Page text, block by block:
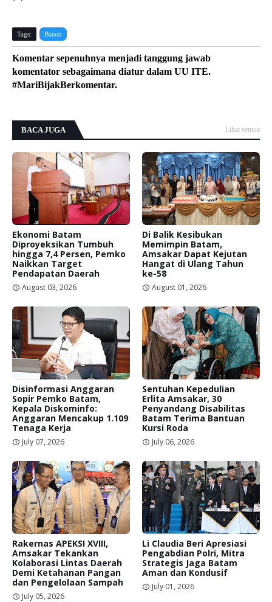
Tags: Batam
Komentar sepenuhnya menjadi tanggung jawab
komentator sebagaimana diatur dalam UU ITE.
#MariBijakBerkomentar.
BACA JUGA Lihat semua
Ekonomi Batam
Diproyeksikan Tumbuh
hingga 7,4 Persen, Pemko
Naikkan Target
Pendapatan Daerah
August 03, 2026
Di Balik Kesibukan
Memimpin Batam,
Amsakar Dapat Kejutan
Hangat di Ulang Tahun
ke-58
August 01, 2026
Disinformasi Anggaran
Sopir Pemko Batam,
Kepala Diskominfo:
Anggaran Mencakup 1.109
Tenaga Kerja
July 07, 2026
Sentuhan Kepedulian
Erlita Amsakar, 30
Penyandang Disabilitas
Batam Terima Bantuan
Kursi Roda
July 06, 2026
Rakernas APEKSI XVIII,
Amsakar Tekankan
Kolaborasi Lintas Daerah
Demi Ketahanan Pangan
dan Pengelolaan Sampah
July 05, 2026
Li Claudia Beri Apresiasi
Pengabdian Polri, Mitra
Strategis Jaga Batam
Aman dan Kondusif
July 01, 2026